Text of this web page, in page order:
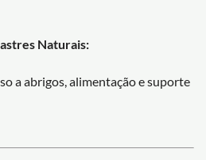
Naturais:
a abrigos, alimentação e suporte